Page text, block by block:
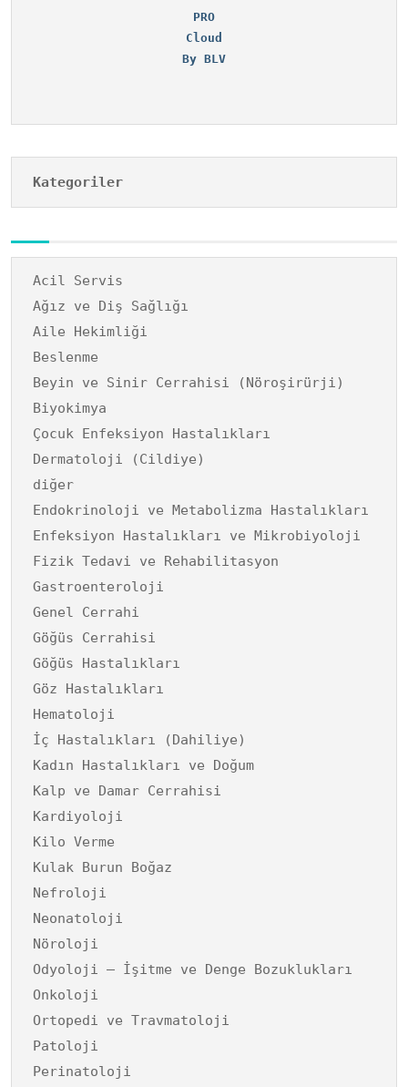
PRO
Cloud
By BLV
Kategoriler
Acil Servis
Ağız ve Diş Sağlığı
Aile Hekimliği
Beslenme
Beyin ve Sinir Cerrahisi (Nöroşirürji)
Biyokimya
Çocuk Enfeksiyon Hastalıkları
Dermatoloji (Cildiye)
diğer
Endokrinoloji ve Metabolizma Hastalıkları
Enfeksiyon Hastalıkları ve Mikrobiyoloji
Fizik Tedavi ve Rehabilitasyon
Gastroenteroloji
Genel Cerrahi
Göğüs Cerrahisi
Göğüs Hastalıkları
Göz Hastalıkları
Hematoloji
İç Hastalıkları (Dahiliye)
Kadın Hastalıkları ve Doğum
Kalp ve Damar Cerrahisi
Kardiyoloji
Kilo Verme
Kulak Burun Boğaz
Nefroloji
Neonatoloji
Nöroloji
Odyoloji – İşitme ve Denge Bozuklukları
Onkoloji
Ortopedi ve Travmatoloji
Patoloji
Perinatoloji